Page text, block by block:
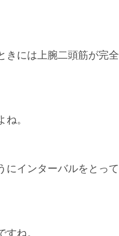
きには上腕二頭筋が完全
。
にインターバルをとって
ね。